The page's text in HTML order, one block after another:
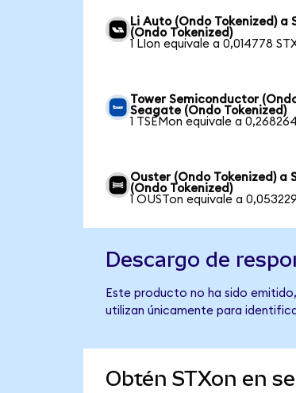
Li Auto (Ondo Tokenized) a
(Ondo Tokenized)
1 LIon equivale a 0,014778
Tower Semiconductor
Seagate (Ondo Tokenized)
1 TSEMon equivale a
Ouster (Ondo Tokenized) a
(Ondo Tokenized)
1 OUSTon equivale a
Descargo de
Este producto no ha sido
utilizan únicamente para
Obtén STXon en